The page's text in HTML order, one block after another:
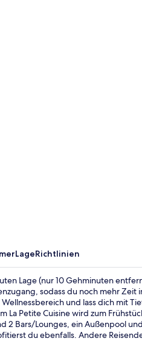
LageRichtlinien
Lage (nur 10 Gehminuten
sodass du noch mehr
Wellnessbereich und lass dich mit
La Petite Cuisine wird zum
2 Bars/Lounges, ein Außenpool
du ebenfalls. Andere